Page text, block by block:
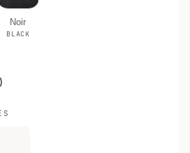
Noir
BLACK